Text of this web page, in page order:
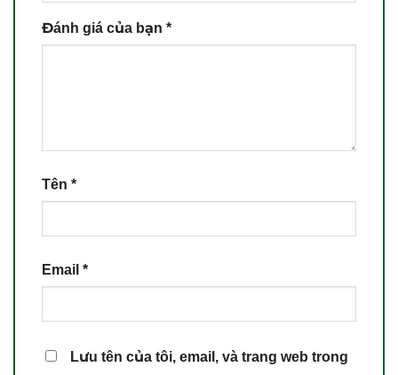
Đánh giá của bạn *
Tên *
Email *
Lưu tên của tôi, email, và trang web trong